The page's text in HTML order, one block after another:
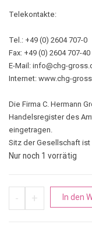
Telekontakte:
Tel.: +49 (0) 2604 707-0
Fax: +49 (0) 2604 707-40
E-Mail: info@chg-
Internet: www.chg-
Die Firma C. Hermann
Handelsregister des
eingetragen.
Sitz der Gesellschaft ist
Nur noch 1 vorrätig
- Dessertringe
+ In den